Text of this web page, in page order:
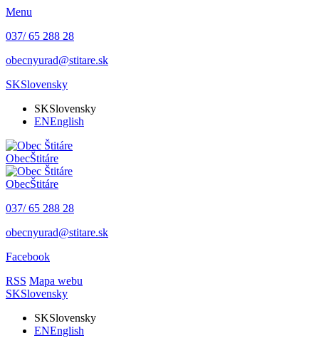
Menu
037/ 65 288 28
obecnyurad@stitare.sk
SKSlovensky
SKSlovensky
ENEnglish
ObecŠtitáre
ObecŠtitáre
037/ 65 288 28
obecnyurad@stitare.sk
Facebook
RSS Mapa webu
SKSlovensky
SKSlovensky
ENEnglish